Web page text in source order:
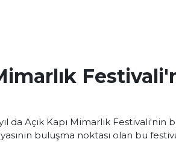
da Açık Kapı Mimarlık
buluşma noktası olan bu